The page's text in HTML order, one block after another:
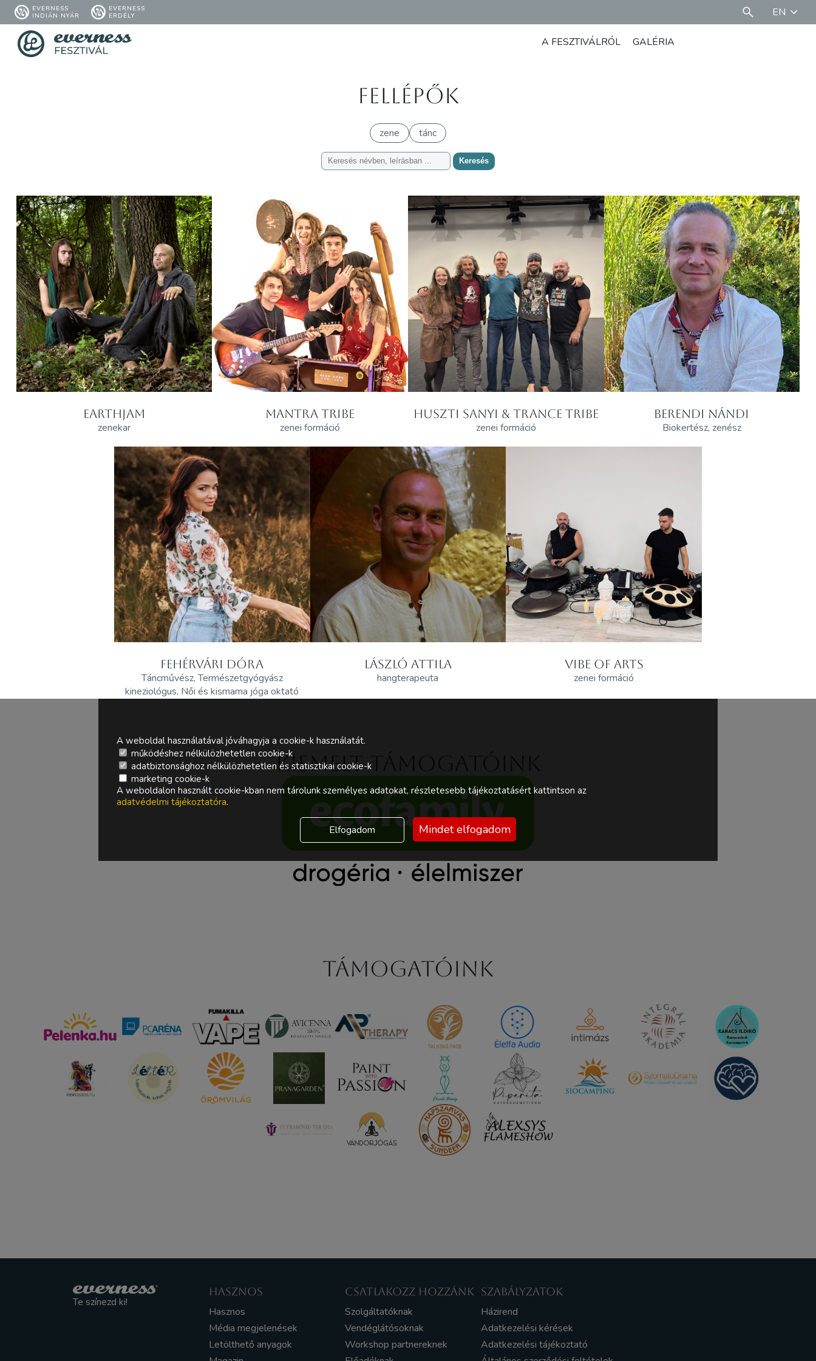
EVERNESS
INDIÁN NYÁR
EVERNESS
ERDÉLY
EN
A FESZTIVÁLRÓL GALÉRIA
Fellépők
zene tánc
Keresés
EARTHJAM
zenekar
MANTRA TRIBE
zenei formáció
HUSZTI SANYI & TRANCE TRIBE
zenei formáció
BERENDI NÁNDI
Biokertész, zenész
FEHÉRVÁRI DÓRA
Táncművész, Természetgyógyász
kineziológus, Női és kismama jóga oktató
LÁSZLÓ ATTILA
hangterapeuta
VIBE OF ARTS
zenei formáció
Kiemelt támogatóink
Támogatóink
Te színezd ki!
HASZNOS
Hasznos
Média megjelenések
Letölthető anyagok
CSATLAKOZZ HOZZÁNK
Szolgáltatóknak
Vendéglátósoknak
Workshop partnereknek
SZABÁLYZATOK
Házirend
Adatkezelési kérések
Adatkezelési tájékoztató
A weboldal használatával jóváhagyja a cookie-k használatát.
működéshez nélkülözhetetlen cookie-k
adatbiztonsághoz nélkülözhetetlen és statisztikai cookie-k
marketing cookie-k
A weboldalon használt cookie-kban nem tárolunk személyes adatokat, részletesebb tájékoztatásért kattintson az
adatvédelmi tájékoztatóra.
Elfogadom Mindet elfogadom